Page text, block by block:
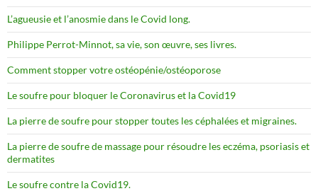
L’agueusie et l’anosmie dans le Covid long.
Philippe Perrot-Minnot, sa vie, son œuvre, ses livres.
Comment stopper votre ostéopénie/ostéoporose
Le soufre pour bloquer le Coronavirus et la Covid19
La pierre de soufre pour stopper toutes les céphalées et migraines.
La pierre de soufre de massage pour résoudre les eczéma, psoriasis et
dermatites
Le soufre contre la Covid19.